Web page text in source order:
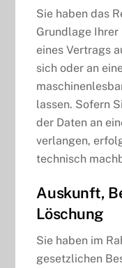
Sie haben das
Grundlage
eines Vertrags
sich oder an
lassen. Sofern
der Daten an
verlangen,
technisch
Auskunft,
Löschung
Sie haben im
gesetzlichen